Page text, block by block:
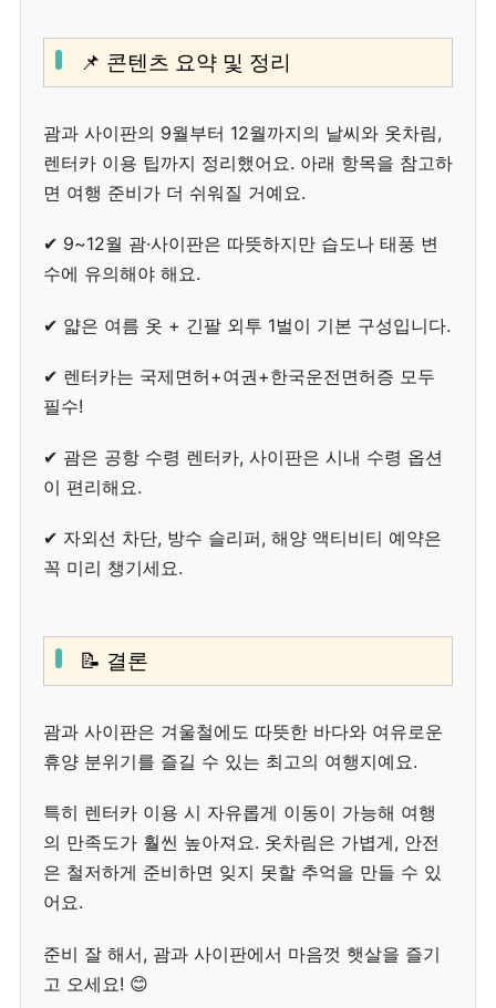
📌 콘텐츠 요약 및 정리
괌과 사이판의 9월부터 12월까지의 날씨와 옷차림,
렌터카 이용 팁까지 정리했어요. 아래 항목을 참고하
면 여행 준비가 더 쉬워질 거예요.
✔ 9~12월 괌·사이판은 따뜻하지만 습도나 태풍 변
수에 유의해야 해요.
✔ 얇은 여름 옷 + 긴팔 외투 1벌이 기본 구성입니다.
✔ 렌터카는 국제면허+여권+한국운전면허증 모두
필수!
✔ 괌은 공항 수령 렌터카, 사이판은 시내 수령 옵션
이 편리해요.
✔ 자외선 차단, 방수 슬리퍼, 해양 액티비티 예약은
꼭 미리 챙기세요.
📝 결론
괌과 사이판은 겨울철에도 따뜻한 바다와 여유로운
휴양 분위기를 즐길 수 있는 최고의 여행지예요.
특히 렌터카 이용 시 자유롭게 이동이 가능해 여행
의 만족도가 훨씬 높아져요. 옷차림은 가볍게, 안전
은 철저하게 준비하면 잊지 못할 추억을 만들 수 있
어요.
준비 잘 해서, 괌과 사이판에서 마음껏 햇살을 즐기
고 오세요! 😊